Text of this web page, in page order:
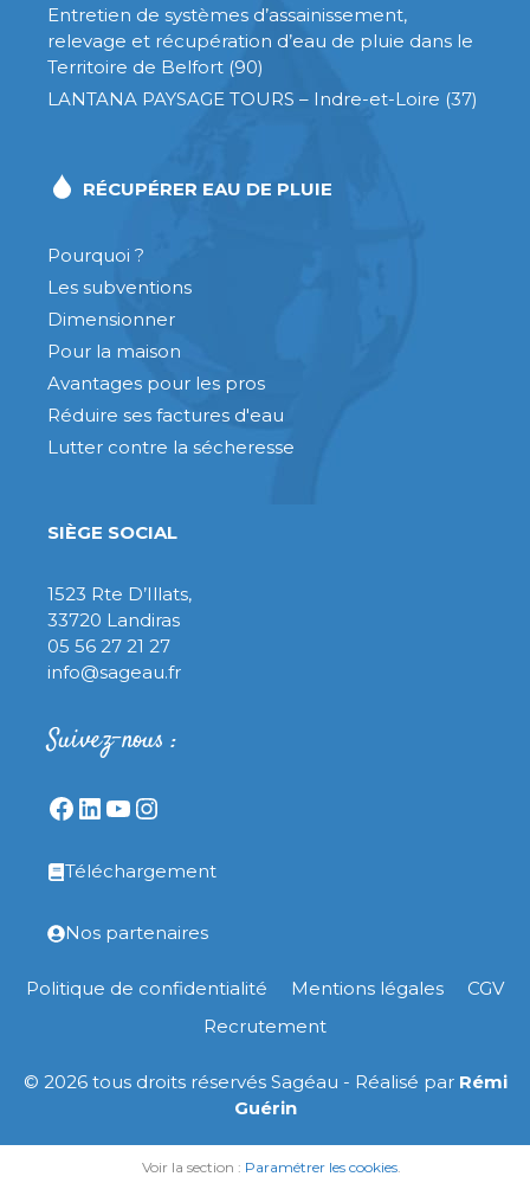
Entretien de systèmes d’assainissement,
relevage et récupération d’eau de pluie dans le
Territoire de Belfort (90)
LANTANA PAYSAGE TOURS – Indre-et-Loire (37)
RÉCUPÉRER EAU DE PLUIE
Pourquoi ?
Les subventions
Dimensionner
Pour la maison
Avantages pour les pros
Réduire ses factures d'eau
Lutter contre la sécheresse
SIÈGE SOCIAL
1523 Rte D’Illats,
33720 Landiras
05 56 27 21 27
info@sageau.fr
Suivez-nous :
Téléchargement
Nos partenaires
Politique de confidentialité Mentions légales
CGV
Recrutement
© 2026 tous droits réservés Sagéau - Réalisé par Rémi
Guérin
Voir la section : Paramétrer les cookies.